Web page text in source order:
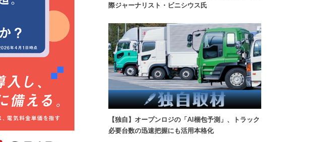
際ジャーナリスト・ビニシウス氏
【独自】オープンロジの「AI梱包予測」、トラック
必要台数の迅速把握にも活用本格化